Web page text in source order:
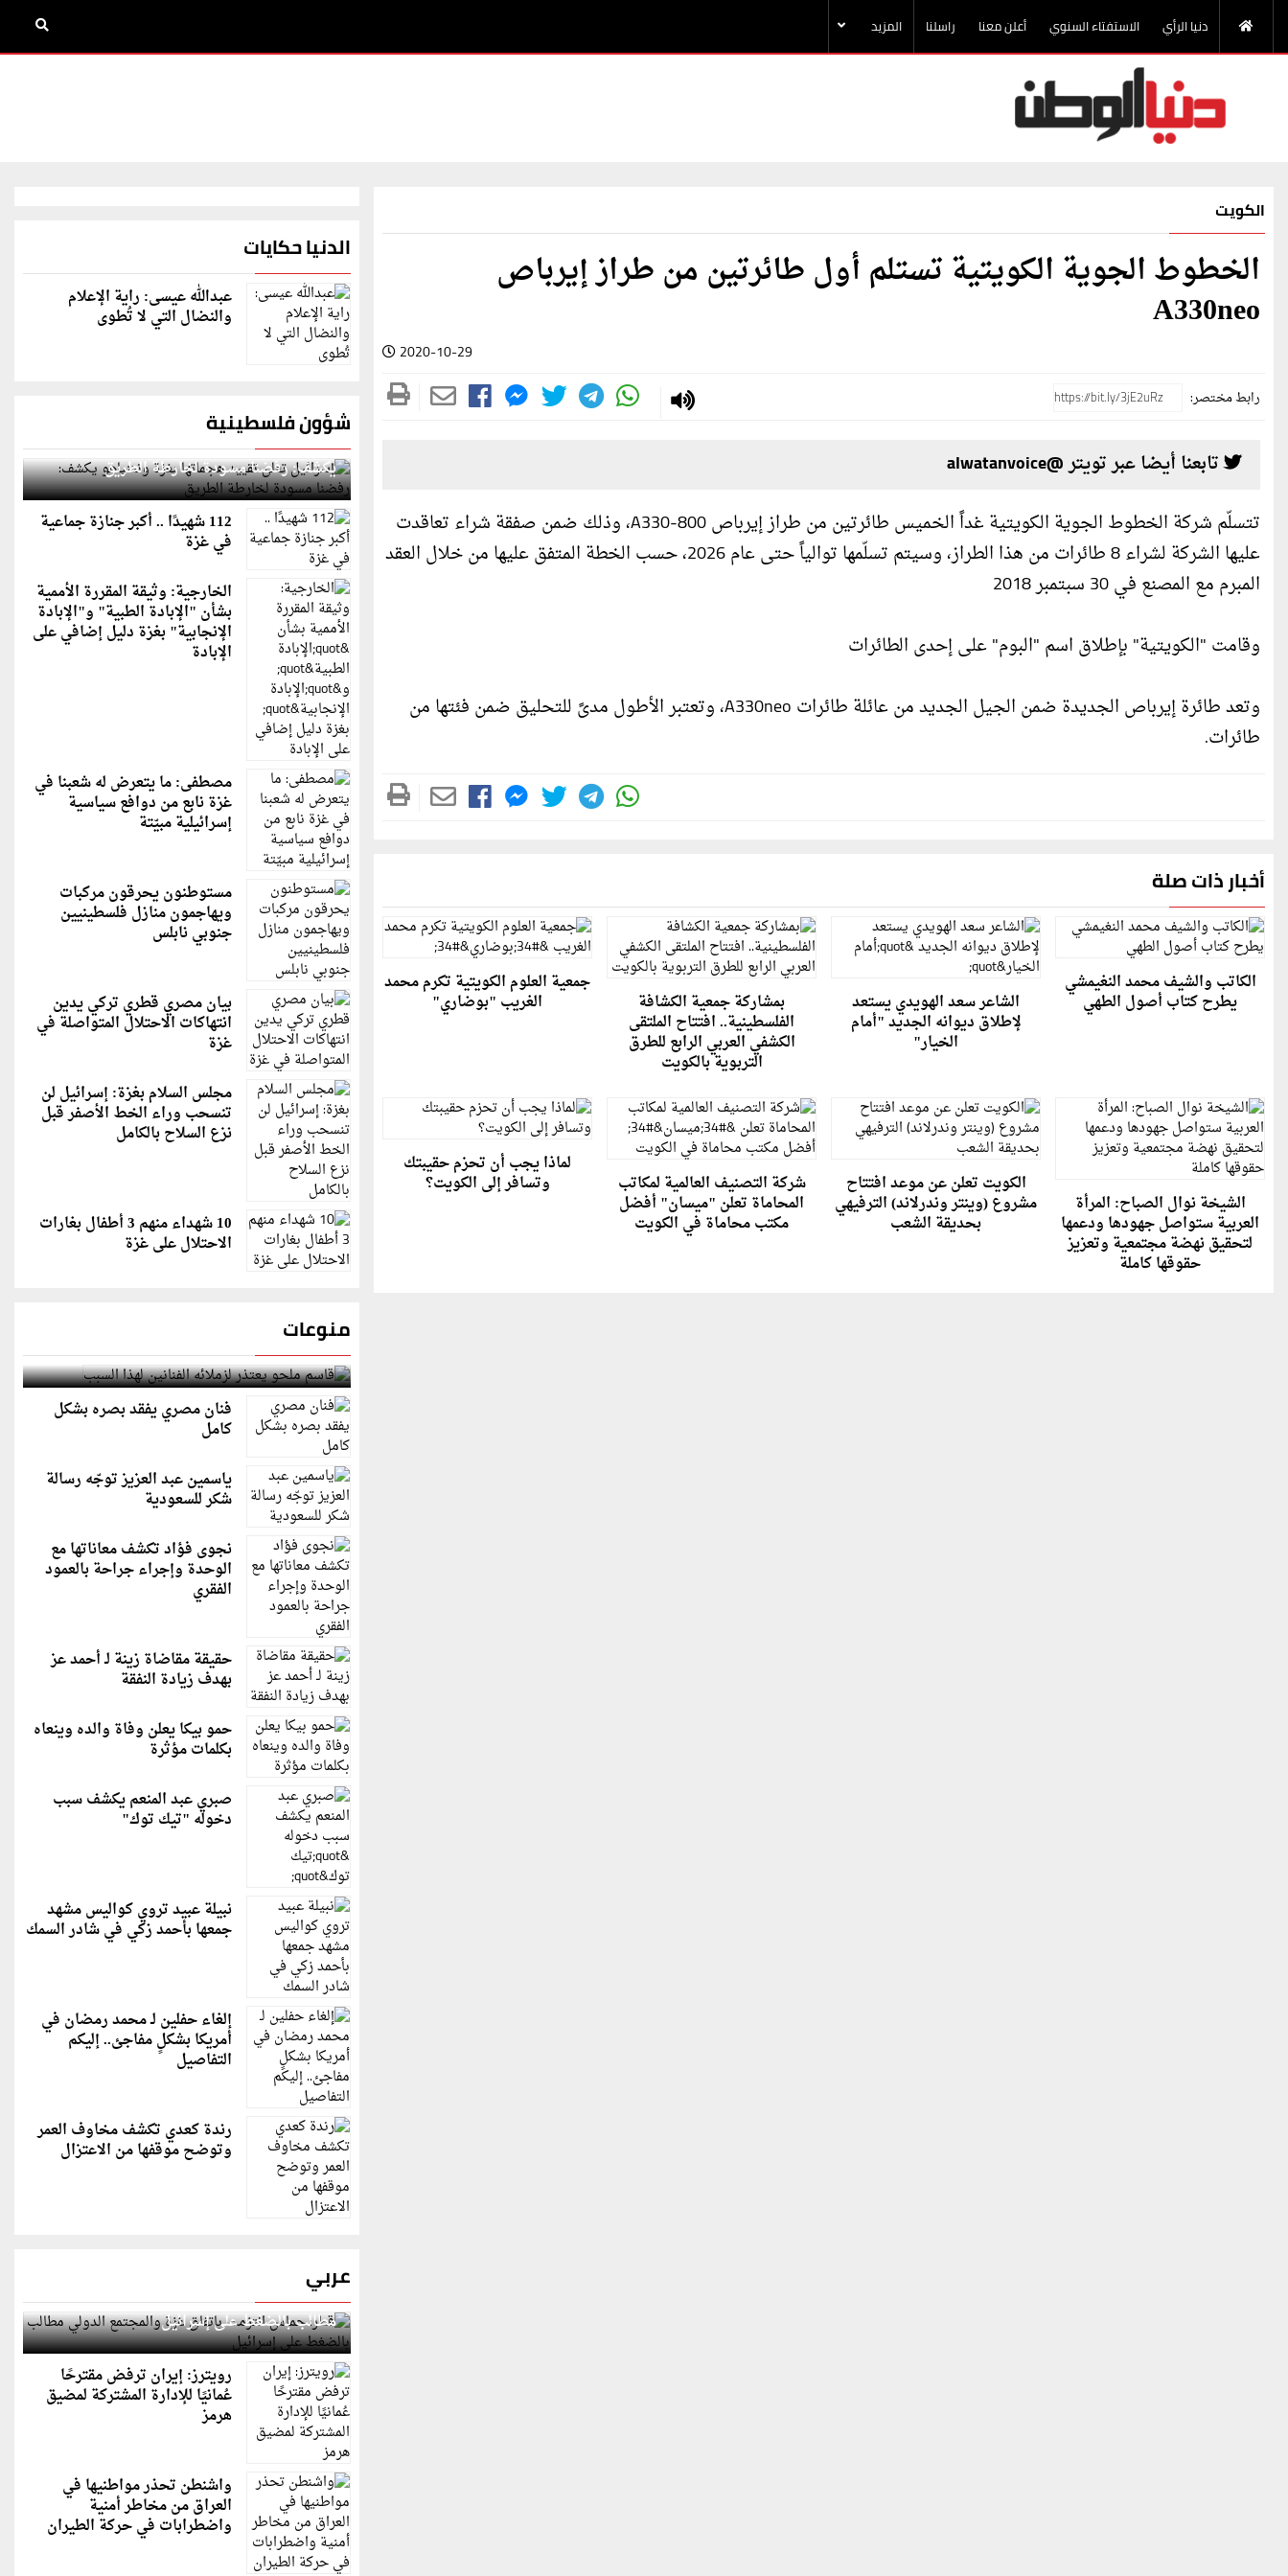
دنيا الرأي الاستفتاء السنوي أعلن معنا راسلنا المزيد
الكويت
الخطوط الجوية الكويتية تستلم أول طائرتين من طراز إيرباص
A330neo
2020-10-29
رابط مختصر:
تابعنا أيضا عبر تويتر @alwatanvoice
تتسلّم شركة الخطوط الجوية الكويتية غداً الخميس طائرتين من طراز إيرباص A330-800، وذلك ضمن صفقة شراء تعاقدت
عليها الشركة لشراء 8 طائرات من هذا الطراز، وسيتم تسلّمها توالياً حتى عام 2026، حسب الخطة المتفق عليها من خلال العقد
المبرم مع المصنع في 30 سبتمبر 2018
وقامت "الكويتية" بإطلاق اسم "البوم" على إحدى الطائرات
وتعد طائرة إيرباص الجديدة ضمن الجيل الجديد من عائلة طائرات A330neo، وتعتبر الأطول مدىً للتحليق ضمن فئتها من
طائرات.
أخبار ذات صلة
الكاتب والشيف محمد النغيمشي
يطرح كتاب أصول الطهي الشاعر سعد الهويدي يستعد
لإطلاق ديوانه الجديد "أمام
الخيار"
بمشاركة جمعية الكشافة
الفلسطينية.. افتتاح الملتقى
الكشفي العربي الرابع للطرق
التربوية بالكويت
جمعية العلوم الكويتية تكرم محمد
الغريب "بوضاري"
الشيخة نوال الصباح: المرأة
العربية ستواصل جهودها ودعمها
لتحقيق نهضة مجتمعية وتعزيز
حقوقها كاملة
الكويت تعلن عن موعد افتتاح
مشروع (وينتر وندرلاند) الترفيهي
بحديقة الشعب
شركة التصنيف العالمية لمكاتب
المحاماة تعلن "ميسان" أفضل
مكتب محاماة في الكويت
لماذا يجب أن تحزم حقيبتك
وتسافر إلى الكويت؟
الدنيا حكايات
عبدالله عيسى: راية الإعلام
والنضال التي لا تُطوى
شؤون فلسطينية
إسرائيل تعلن تقييد هجماتها بغزة ونتنياهو
يكشف: رفضنا مسودة لخارطة الطريق
112 شهيدًا .. أكبر جنازة جماعية
في غزة
الخارجية: وثيقة المقررة الأممية
بشأن "الإبادة الطبية" و"الإبادة
الإنجابية" بغزة دليل إضافي على
الإبادة
مصطفى: ما يتعرض له شعبنا في
غزة نابع من دوافع سياسية
إسرائيلية مبيّتة
مستوطنون يحرقون مركبات
ويهاجمون منازل فلسطينيين
جنوبي نابلس
بيان مصري قطري تركي يدين
انتهاكات الاحتلال المتواصلة في
غزة
مجلس السلام بغزة: إسرائيل لن
تنسحب وراء الخط الأصفر قبل
نزع السلاح بالكامل
10 شهداء منهم 3 أطفال بغارات
الاحتلال على غزة
منوعات
قاسم ملحو يعتذر لزملائه الفنانين لهذا السبب
فنان مصري يفقد بصره بشكل
كامل
ياسمين عبد العزيز توجّه رسالة
شكر للسعودية
نجوى فؤاد تكشف معاناتها مع
الوحدة وإجراء جراحة بالعمود
الفقري
حقيقة مقاضاة زينة لـ أحمد عز
بهدف زيادة النفقة
حمو بيكا يعلن وفاة والده وينعاه
بكلمات مؤثرة
صبري عبد المنعم يكشف سبب
دخوله "تيك توك"
نبيلة عبيد تروي كواليس مشهد
جمعها بأحمد زكي في شادر السمك
إلغاء حفلين لـ محمد رمضان في
أمريكا بشكلٍ مفاجئ.. إليكم
التفاصيل
رندة كعدي تكشف مخاوف العمر
وتوضح موقفها من الاعتزال
عربي
قطر: حماس التزمت باتفاق غزة والمجتمع الدولي
مطالب بالضغط على إسرائيل
رويترز: إيران ترفض مقترحًا
عُمانيًا للإدارة المشتركة لمضيق
هرمز
واشنطن تحذر مواطنيها في
العراق من مخاطر أمنية
واضطرابات في حركة الطيران